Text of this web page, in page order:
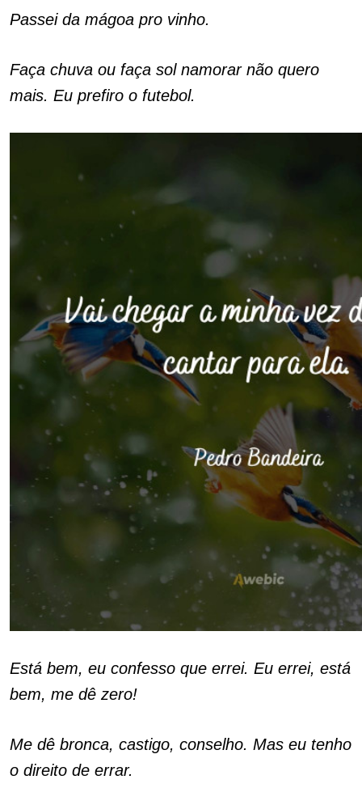
Passei da mágoa pro vinho.
Faça chuva ou faça sol namorar não quero
mais. Eu prefiro o futebol.
Está bem, eu confesso que errei. Eu errei, está
bem, me dê zero!
Me dê bronca, castigo, conselho. Mas eu tenho
o direito de errar.